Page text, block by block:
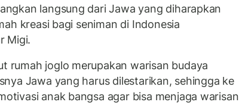
langsung dari Jawa yang diharapkan
kreasi bagi seniman di Indonesia
Migi.
rumah joglo merupakan warisan budaya
Jawa yang harus dilestarikan, sehingga ke
anak bangsa agar bisa menjaga warisan